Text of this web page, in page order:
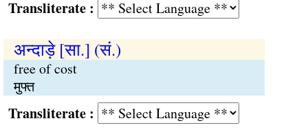
:
अन्दाड़े [सा.] (सं.)
free of cost
मुफ्त
: